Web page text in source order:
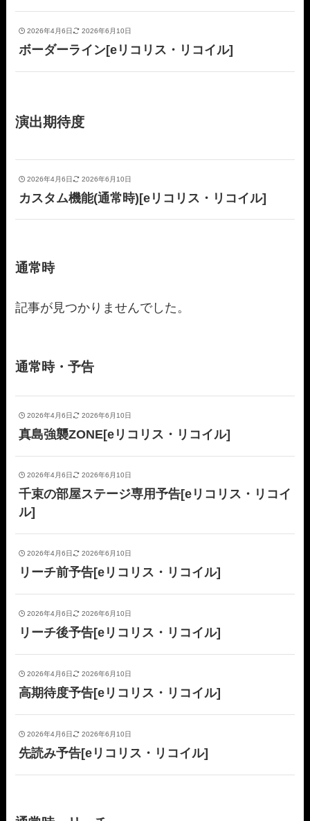
2026年4月6日 2026年6月10日
ボーダーライン[eリコリス・リコイル]
演出期待度
2026年4月6日 2026年6月10日
カスタム機能(通常時)[eリコリス・リコイル]
通常時
記事が見つかりませんでした。
通常時・予告
2026年4月6日 2026年6月10日
真島強襲ZONE[eリコリス・リコイル]
2026年4月6日 2026年6月10日
千束の部屋ステージ専用予告[eリコリス・リコイ
ル]
2026年4月6日 2026年6月10日
リーチ前予告[eリコリス・リコイル]
2026年4月6日 2026年6月10日
リーチ後予告[eリコリス・リコイル]
2026年4月6日 2026年6月10日
高期待度予告[eリコリス・リコイル]
2026年4月6日 2026年6月10日
先読み予告[eリコリス・リコイル]